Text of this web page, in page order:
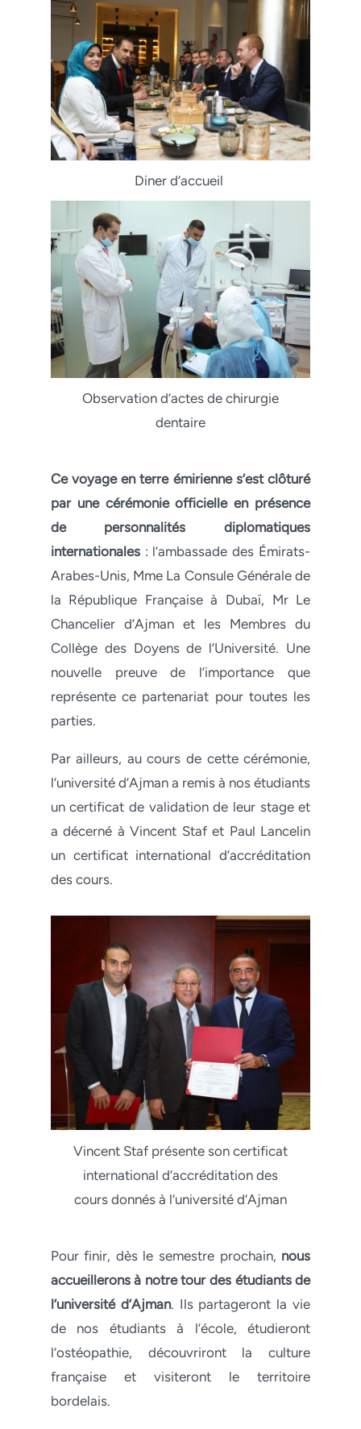
Diner d’accueil
Observation d’actes de chirurgie
dentaire
Ce voyage en terre émirienne s’est clôturé
par une cérémonie officielle en présence
de personnalités diplomatiques
internationales: l’ambassade des Émirats-
Arabes-Unis, Mme La Consule Générale de
la République Française à Dubaï, Mr Le
Chancelier d’Ajman et les Membres du
Collège des Doyens de l’Université. Une
nouvelle preuve de l’importance que
représente ce partenariat pour toutes les
parties.
Par ailleurs, au cours de cette cérémonie,
l’université d’Ajman a remis à nos étudiants
un certificat de validation de leur stage et
a décerné à Vincent Staf et Paul Lancelin
un certificat international d’accréditation
des cours.
Vincent Staf présente son certificat
international d’accréditation des
cours donnés à l’université d’Ajman
Pour finir, dès le semestre prochain, nous
accueillerons à notre tour des étudiants de
l’université d’Ajman. Ils partageront la vie
de nos étudiants à l’école, étudieront
l’ostéopathie, découvriront la culture
française et visiteront le territoire
bordelais.